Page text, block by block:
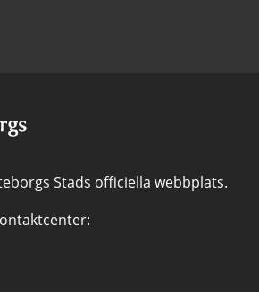
Stads officiella webbplats.